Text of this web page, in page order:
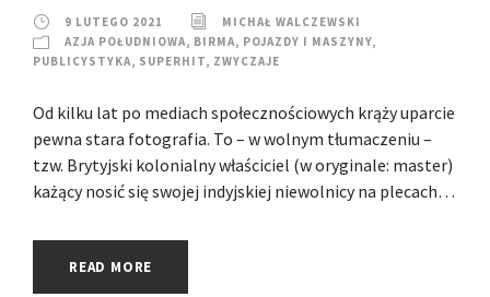
9 LUTEGO 2021
MICHAŁ WALCZEWSKI
AZJA POŁUDNIOWA, BIRMA, POJAZDY I MASZYNY,
PUBLICYSTYKA, SUPERHIT, ZWYCZAJE
Od kilku lat po mediach społecznościowych krąży uparcie
pewna stara fotografia. To – w wolnym tłumaczeniu –
tzw. Brytyjski kolonialny właściciel (w oryginale: master)
każący nosić się swojej indyjskiej niewolnicy na plecach…
READ MORE